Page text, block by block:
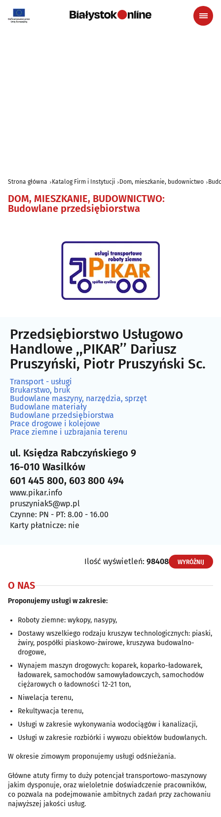
Strona główna Katalog Firm i Instytucji Dom, mieszkanie, budownictwo
DOM, MIESZKANIE, BUDOWNICTWO:
Budowlane przedsiębiorstwa
Przedsiębiorstwo Usługowo
Handlowe ,,PIKAR’’ Dariusz
Pruszyński, Piotr Pruszyński Sc.
Transport - usługi
Brukarstwo, bruk
Budowlane maszyny, narzędzia, sprzęt
Budowlane materiały
Budowlane przedsiębiorstwa
Prace drogowe i kolejowe
Prace ziemne i uzbrajania terenu
ul. Księdza Rabczyńskiego 9
16-010 Wasilków
601 445 800, 603 800 494
www.pikar.info
pruszyniak5@wp.pl
Czynne: PN - PT: 8.00 - 16.00
Karty płatnicze: nie
Ilość wyświetleń: 98408 WYRÓŻNIJ
O NAS
Proponujemy usługi w zakresie:
Roboty ziemne: wykopy, nasypy,
Dostawy wszelkiego rodzaju kruszyw technologicznych: piaski,
żwiry, pospółki piaskowo-żwirowe, kruszywa budowalno-
drogowe,
Wynajem maszyn drogowych: koparek, koparko-ładowarek,
ładowarek, samochodów samowyładowczych, samochodów
ciężarowych o ładowności 12-21 ton,
Niwelacja terenu,
Rekultywacja terenu,
Usługi w zakresie wykonywania wodociągów i kanalizacji,
Usługi w zakresie rozbiórki i wywozu obiektów budowlanych.
W okresie zimowym proponujemy usługi odśnieżania.
Główne atuty firmy to duży potencjał transportowo-maszynowy
jakim dysponuje, oraz wieloletnie doświadczenie pracowników,
co pozwala na podejmowanie ambitnych zadań przy zachowaniu
najwyższej jakości usług.